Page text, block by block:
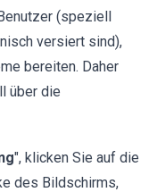
(speziell
versiert sind),
bereiten. Daher
über die
", klicken Sie auf die
des Bildschirms,